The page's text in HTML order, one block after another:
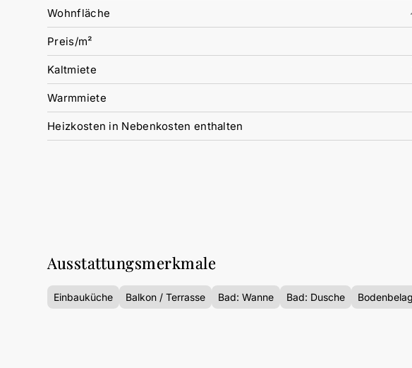
Wohnfläche
Preis/m²
Kaltmiete
Warmmiete
Heizkosten in Nebenkosten enthalten
Ausstattungsmerkmale
Einbauküche Balkon / Terrasse Bad: Wanne Bad: Dusche